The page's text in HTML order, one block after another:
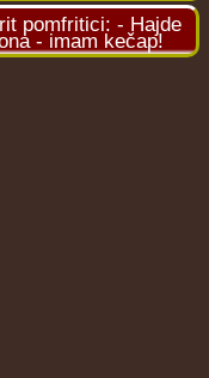
pomfritici: - Hajde
- imam kečap!